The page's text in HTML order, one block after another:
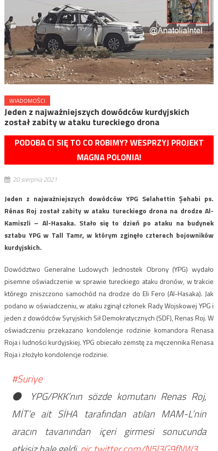
WIADOMOŚCI
Jeden z najważniejszych dowódców kurdyjskich
został zabity w ataku tureckiego drona
PODOBA CI SIĘ TO CO ROBIMY? WESPRZYJ PROJEKT
MAGNA POLONIA!
20 sierpnia 2021
Jeden z najważniejszych dowódców YPG Selahettin Şehabi ps.
Rênas Roj został zabity w ataku tureckiego drona na drodze Al-
Kamiszli – Al-Hasaka. Stało się to dzień po ataku na budynek
sztabu YPG w Tall Tamr, w którym zginęło czterech bojowników
kurdyjskich.
Dowództwo Generalne Ludowych Jednostek Obrony (YPG) wydało
pisemne oświadczenie w sprawie tureckiego ataku dronów, w trakcie
którego zniszczono samochód na drodze do Eli Fero (Al-Hasaka). Jak
podano w oświadczeniu, w ataku zginął członek Rady Wojskowej YPG i
jeden z dowódców Syryjskich Sił Demokratycznych (SDF), Renas Roj. W
oświadczeniu przekazano kondolencje rodzinie komandora Renasa
Roja i ludności kurdyjskiej. YPG obiecało zemstę za męczennika Renasa
Roja i złożyło kondolencje rodzinie.
#Suriye
⚫️ YPG/PKK’nın sözde komutanı Renas Roj,
MİT’e ait SİHA tarafından atılan MAM-L’nin
aracın tavanından içeri girmesi sonucunda